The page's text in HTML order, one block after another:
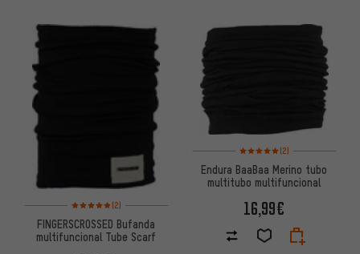
Valoración media: 5 de 5 basada en 2 reseñas
(2)
FINGERSCROSSED Bufanda
multifuncional Tube Scarf
Valoración media: 5 de 5
(2)
Endura BaaBaa Merino tubo
multitubo multifuncional
16,99€